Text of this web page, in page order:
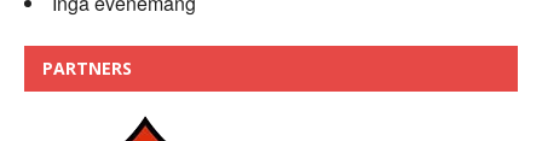
PARTNERS